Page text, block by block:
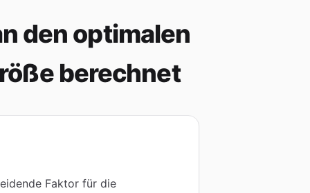
den optimalen
berechnet
Faktor für die